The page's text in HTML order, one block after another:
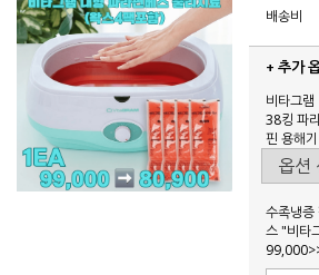
배송비
+ 추가
비타그램
38킹 파
핀 용해기
수족냉증
스 "비타